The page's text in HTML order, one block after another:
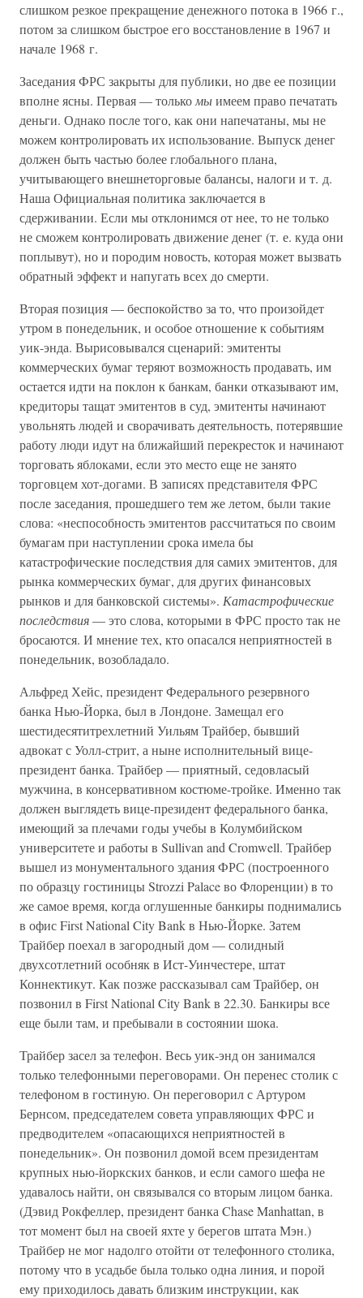
слишком резкое прекращение денежного потока в 1966 г.,
потом за слишком быстрое его восстановление в 1967 и
начале 1968 г.
Заседания ФРС закрыты для публики, но две ее позиции
вполне ясны. Первая — только мыимеем право печатать
деньги. Однако после того, как они напечатаны, мы не
можем контролировать их использование. Выпуск денег
должен быть частью более глобального плана,
учитывающего внешнеторговые балансы, налоги и т. д.
Наша Официальная политика заключается в
сдерживании. Если мы отклонимся от нее, то не только
не сможем контролировать движение денег (т. е. куда они
поплывут), но и породим новость, которая может вызвать
обратный эффект и напугать всех до смерти.
Вторая позиция — беспокойство за то, что произойдет
утром в понедельник, и особое отношение к событиям
уик-энда. Вырисовывался сценарий: эмитенты
коммерческих бумаг теряют возможность продавать, им
остается идти на поклон к банкам, банки отказывают им,
кредиторы тащат эмитентов в суд, эмитенты начинают
увольнять людей и сворачивать деятельность, потерявшие
работу люди идут на ближайший перекресток и начинают
торговать яблоками, если это место еще не занято
торговцем хот-догами. В записях представителя ФРС
после заседания, прошедшего тем же летом, были такие
слова: «неспособность эмитентов рассчитаться по своим
бумагам при наступлении срока имела бы
катастрофические последствия для самих эмитентов, для
рынка коммерческих бумаг, для других финансовых
рынков и для банковской системы». Катастрофические
последствия— это слова, которыми в ФРС просто так не
бросаются. И мнение тех, кто опасался неприятностей в
понедельник, возобладало.
Альфред Хейс, президент Федерального резервного
банка Нью-Йорка, был в Лондоне. Замещал его
шестидесятитрехлетний Уильям Трайбер, бывший
адвокат с Уолл-стрит, а ныне исполнительный вице-
президент банка. Трайбер — приятный, седовласый
мужчина, в консервативном костюме-тройке. Именно так
должен выглядеть вице-президент федерального банка,
имеющий за плечами годы учебы в Колумбийском
университете и работы в Sullivan and Cromwell. Трайбер
вышел из монументального здания ФРС (построенного
по образцу гостиницы Strozzi Palace во Флоренции) в то
же самое время, когда оглушенные банкиры поднимались
в офис First National City Bank в Нью-Йорке. Затем
Трайбер поехал в загородный дом — солидный
двухсотлетний особняк в Ист-Уинчестере, штат
Коннектикут. Как позже рассказывал сам Трайбер, он
позвонил в First National City Bank в 22.30. Банкиры все
еще были там, и пребывали в состоянии шока.
Трайбер засел за телефон. Весь уик-энд он занимался
только телефонными переговорами. Он перенес столик с
телефоном в гостиную. Он переговорил с Артуром
Бернсом, председателем совета управляющих ФРС и
предводителем «опасающихся неприятностей в
понедельник». Он позвонил домой всем президентам
крупных нью-йоркских банков, и если самого шефа не
удавалось найти, он связывался со вторым лицом банка.
(Дэвид Рокфеллер, президент банка Chase Manhattan, в
тот момент был на своей яхте у берегов штата Мэн.)
Трайбер не мог надолго отойти от телефонного столика,
потому что в усадьбе была только одна линия, и порой
ему приходилось давать близким инструкции, как